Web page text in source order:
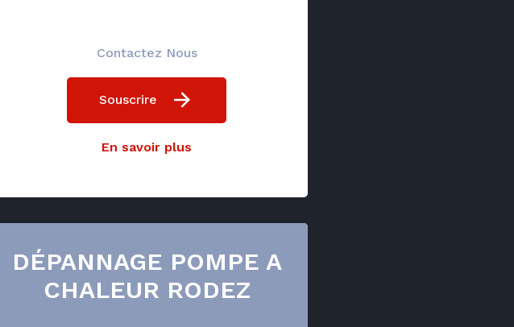
Contactez Nous
Souscrire
En savoir plus
DÉPANNAGE POMPE A
CHALEUR RODEZ